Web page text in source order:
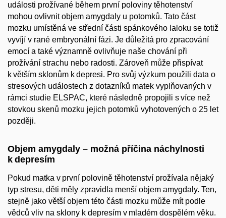
události prožívané během první poloviny těhotenství
mohou ovlivnit objem amygdaly u potomků. Tato část
mozku umístěná ve střední části spánkového laloku se totiž
vyvíjí v rané embryonální fázi. Je důležitá pro zpracování
emocí a také významně ovlivňuje naše chování při
prožívání strachu nebo radosti. Zároveň může přispívat
k větším sklonům k depresi. Pro svůj výzkum použili data o
stresových událostech z dotazníků matek vyplňovaných v
rámci studie ELSPAC, které následně propojili s více než
stovkou skenů mozku jejich potomků vyhotovených o 25 let
později.
Objem amygdaly – možná příčina náchylnosti
k depresím
Pokud matka v první polovině těhotenství prožívala nějaký
typ stresu, děti měly zpravidla menší objem amygdaly. Ten,
stejně jako větší objem této části mozku může mít podle
vědců vliv na sklony k depresím v mladém dospělém věku.